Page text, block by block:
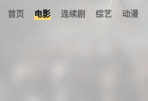
首页 电影 连续剧 综艺 动漫